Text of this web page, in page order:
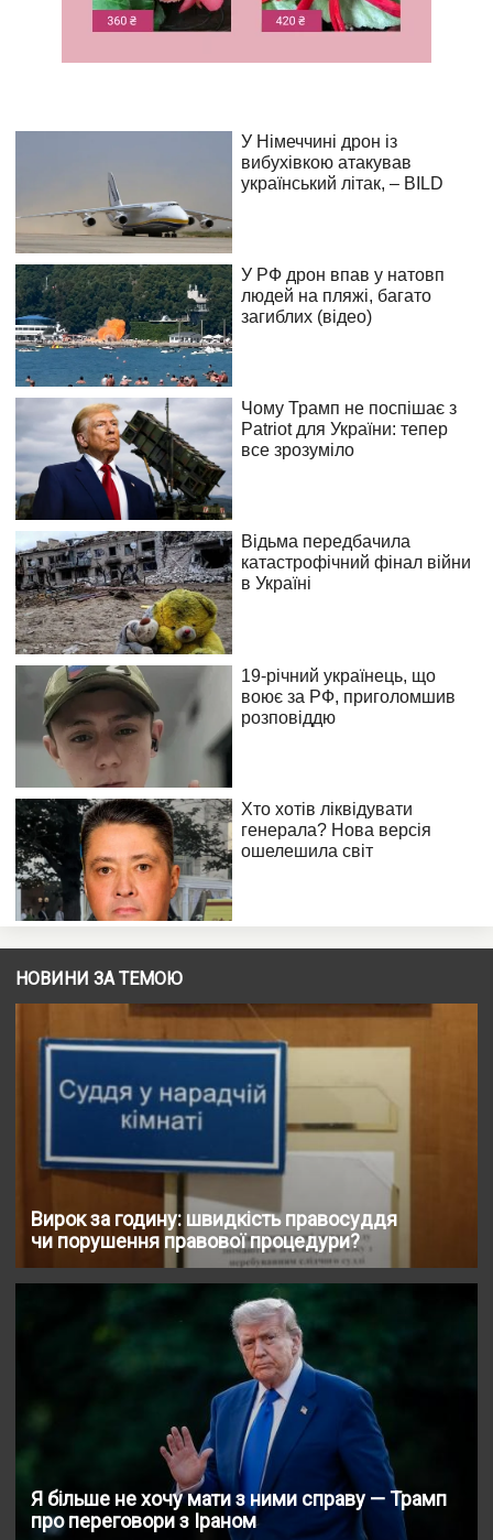
НОВИНИ ЗА ТЕМОЮ
Вирок за годину: швидкість правосуддя
чи порушення правової процедури?
Я більше не хочу мати з ними справу — Трамп
про переговори з Іраном